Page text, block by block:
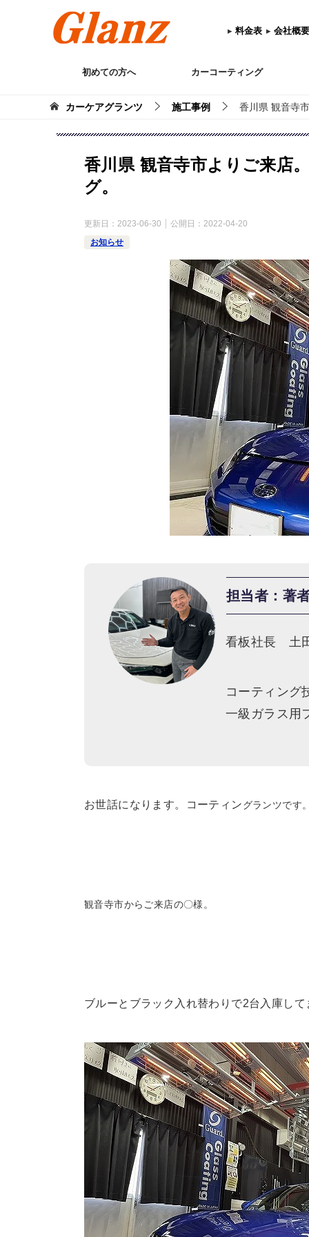
▸ 料金表 ▸ 会社概要
初めての方へ カーコーティング
カーケアグランツ 施工事例 香川県 観音寺
香川県 観音寺市よりご来
グ。
更新日： 2023-06-30 公開日： 2022-04-20
お知らせ
担当者：著
看板社長 土
コーティング
一級ガラス用
お世話になります。コーティングランツです
観音寺市からご来店の〇様。
ブルーとブラック入れ替わりで2台入庫して